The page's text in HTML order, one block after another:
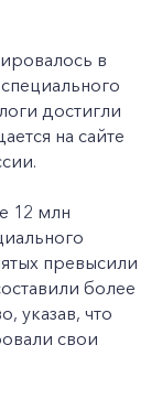
в
достигли
на сайте
12 млн
превысили
более
указав, что
свои